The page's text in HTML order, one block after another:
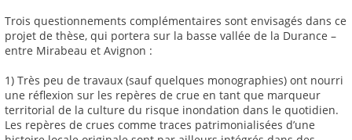
Trois questionnements complémentaires sont envisagés dans ce
projet de thèse, qui portera sur la basse vallée de la Durance –
entre Mirabeau et Avignon :
1) Très peu de travaux (sauf quelques monographies) ont nourri
une réflexion sur les repères de crue en tant que marqueur
territorial de la culture du risque inondation dans le quotidien.
Les repères de crues comme traces patrimonialisées d’une